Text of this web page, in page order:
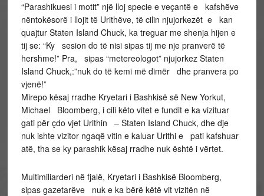
“Parashikuesi i motit” një lloj specie e veçantë e kafshëve
nëntokësorë i llojit të Urithëve, të cilin njujorkezët e kan
quajtur Staten Island Chuck, ka treguar me shenja hijen e
tij se: “Ky sesion do të nisi sipas tij me nje pranverë të
hershme!” Pra, sipas “metereologot” njujorkez Staten
Island Chuck,:”nuk do të kemi më dimër dhe pranvera po
vjenë!”
Mirepo kësaj rradhe Kryetari i Bashkisë së New Yorkut,
Michael Bloomberg, i cili këto vitet e fundit e ka vizituar
gati për çdo vjet Urithin – Staten Island Chuck, dhe dje
nuk ishte vizitor ngaqë vitin e kaluar Urithi e pati kafshuar
atë, tha se ky parashik kësaj rradhe nuk është i vërtet.
Multimiliarderi në fjalë, Kryetari i Bashkisë Bloomberg,
sipas gazetarëve nuk e ka bërë këtë vit vizitën në